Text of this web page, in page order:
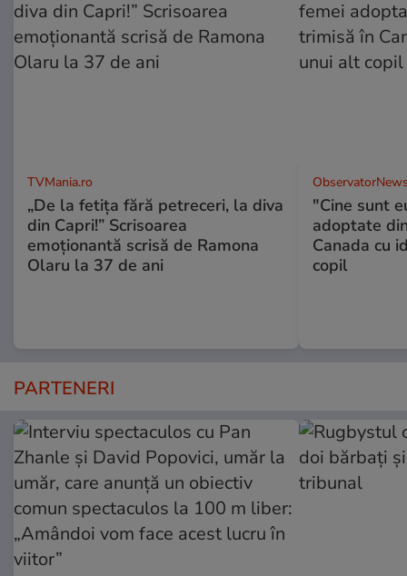
TVMania.ro
„De la fetița fără petreceri, la diva
din Capri!” Scrisoarea
emoționantă scrisă de Ramona
Olaru la 37 de ani
"Cine sunt
adoptate
Canada cu
copil
PARTENERI